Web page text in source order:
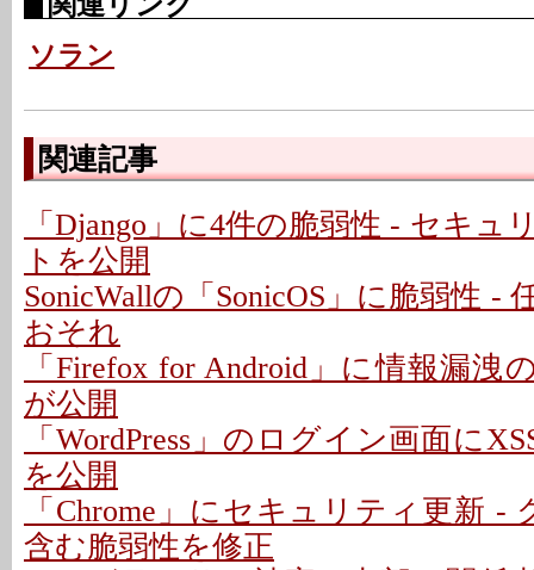
ソラン
関連記事
「Django」に4件の脆弱性 - セキュ
トを公開
SonicWallの「SonicOS」に脆弱性 -
おそれ
「Firefox for Android」に情報漏洩
が公開
「WordPress」のログイン画面に
を公開
「Chrome」にセキュリティ更新 -
含む脆弱性を修正